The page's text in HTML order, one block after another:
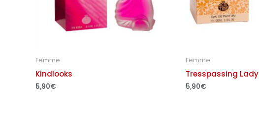
Femme
Kindlooks
5,90€
Femme
Tresspassing Lady
5,90€